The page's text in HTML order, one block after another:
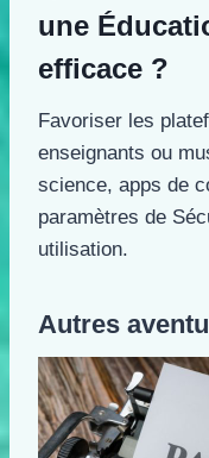
une
efficace ?
Favoriser les
enseignants ou
science, apps de
paramètres de
utilisation.
Autres